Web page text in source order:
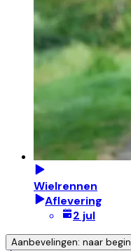
Wielrennen
Aflevering
2 jul
Aanbevelingen: naar begin